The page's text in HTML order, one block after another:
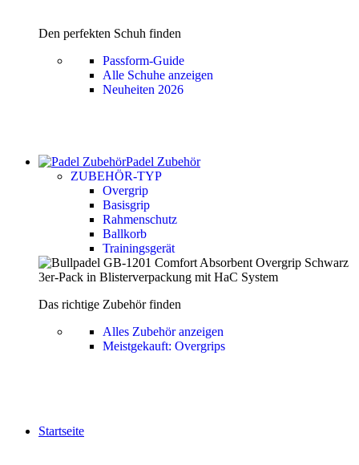
Den perfekten Schuh finden
Passform-Guide
Alle Schuhe anzeigen
Neuheiten 2026
Padel Zubehör
ZUBEHÖR-TYP
Overgrip
Basisgrip
Rahmenschutz
Ballkorb
Trainingsgerät
Das richtige Zubehör finden
Alles Zubehör anzeigen
Meistgekauft: Overgrips
Startseite